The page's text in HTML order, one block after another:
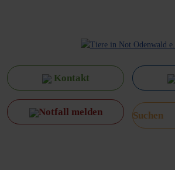
Kontakt
Notfall melden